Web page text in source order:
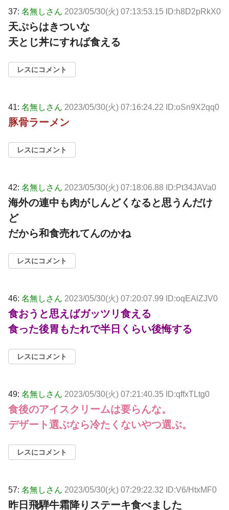
37: 名無しさん 2023/05/30(火) 07:13:53.15 ID:h8D2pRkX0
天ぷらはきついな
天とじ丼にすれば食える
レスにコメント
41: 名無しさん 2023/05/30(火) 07:16:24.22 ID:oSn9X2qq0
豚骨ラーメン
レスにコメント
42: 名無しさん 2023/05/30(火) 07:18:06.88 ID:Pt34JAVa0
海外の連中も肉がしんどくなると思うんだけ
ど
だから和食売れてんのかね
レスにコメント
46: 名無しさん 2023/05/30(火) 07:20:07.99 ID:oqEAlZJV0
食おうと思えばガッツリ食える
食った後胃もたれで半日くらい後悔する
レスにコメント
49: 名無しさん 2023/05/30(火) 07:21:40.35 ID:qffxTLtg0
食後のアイスクリームは要らんな。
デザート選ぶなら冷たくないやつ選ぶ。
レスにコメント
57: 名無しさん 2023/05/30(火) 07:29:22.32 ID:V6/HtxMF0
昨日飛騨牛霜降りステーキ食べました